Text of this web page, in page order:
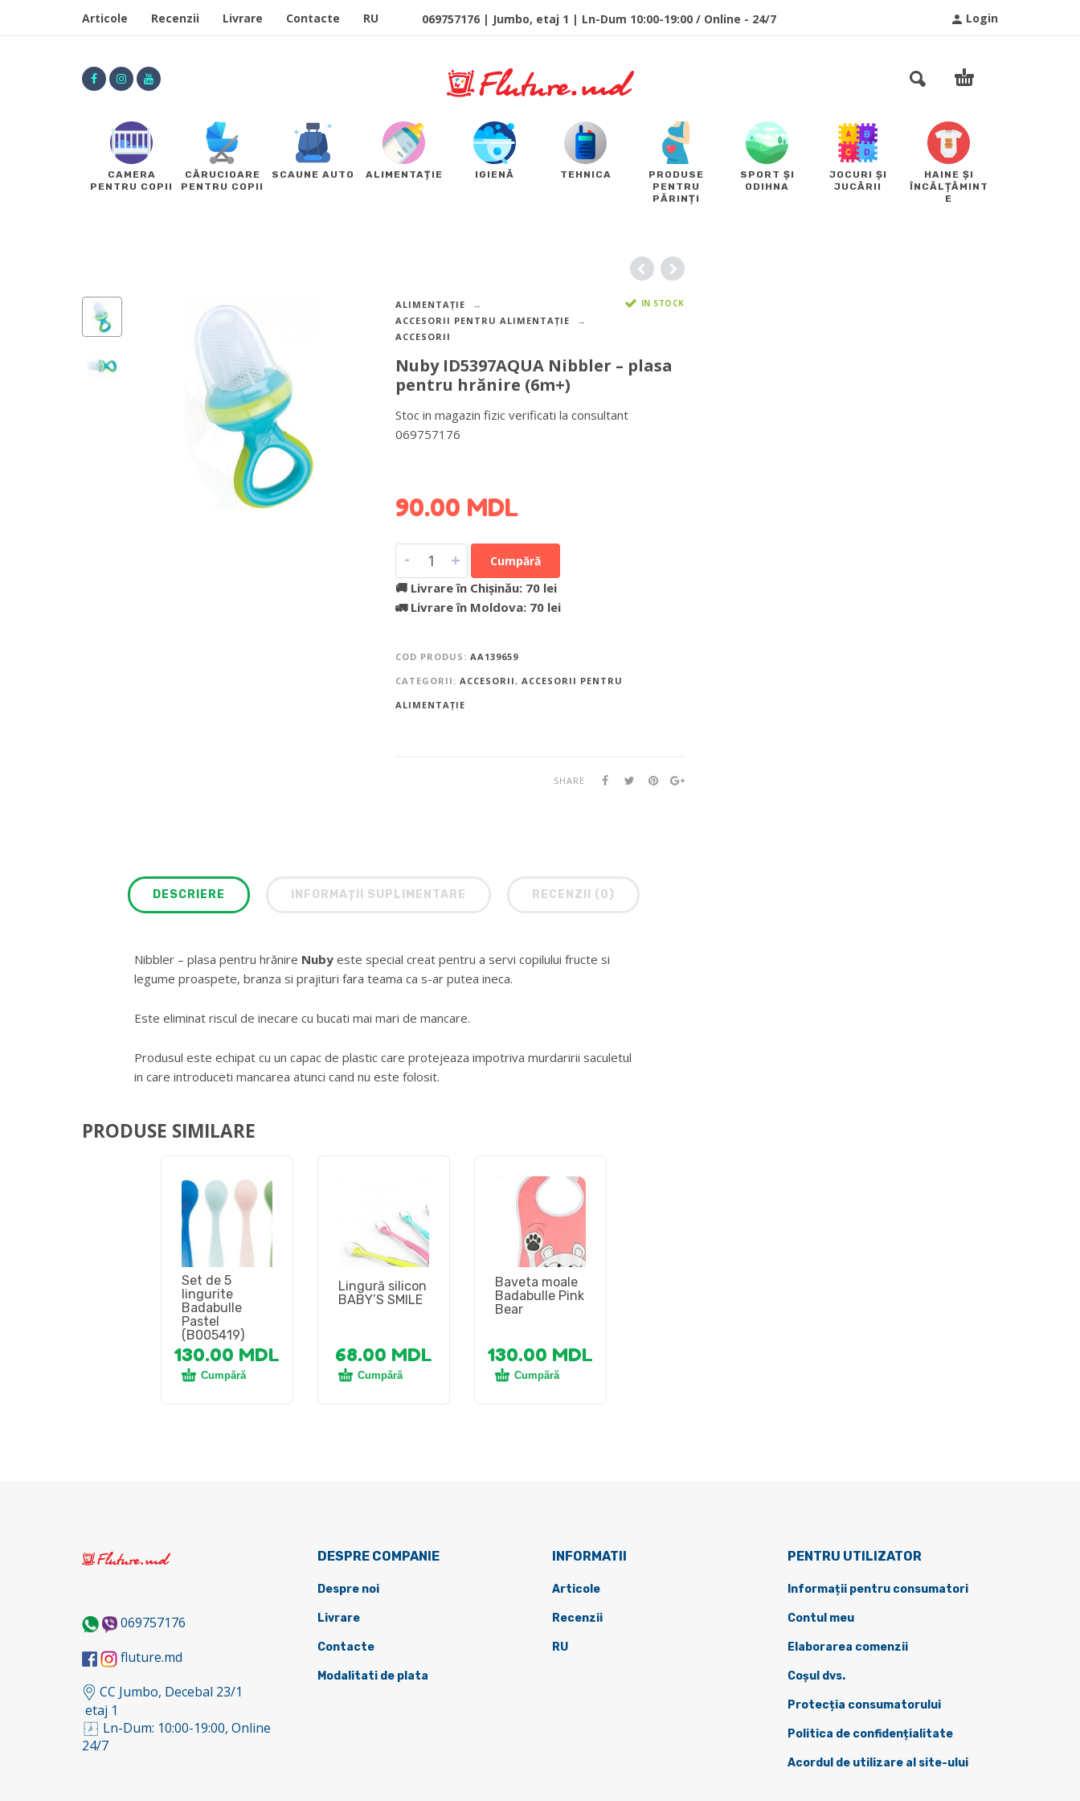
Login
Articole Recenzii Livrare Contacte RU 069757176 | Jumbo, etaj 1 | Ln-Dum 10:00-19:00 / Online - 24/7
CAMERA
PENTRU COPII
CĂRUCIOARE
PENTRU COPII
SCAUNE AUTO ALIMENTAȚIE IGIENĂ TEHNICA
PRODUSE
PENTRU
PĂRINȚI
SPORT ȘI
ODIHNA
JOCURI ȘI
JUCĂRII
HAINE ȘI
ÎNCĂLȚĂMINT
E
ALIMENTAȚIE
ACCESORII PENTRU ALIMENTAȚIE
ACCESORII
IN STOCK
Nuby ID5397AQUA Nibbler – plasa
pentru hrănire (6m+)
Stoc in magazin fizic verificati la consultant
069757176
90.00 MDL
- + Cumpără
🚚 Livrare în Chișinău: 70 lei
🚛 Livrare în Moldova: 70 lei
COD PRODUS: AA139659
CATEGORII: ACCESORII , ACCESORII PENTRU
ALIMENTAȚIE
SHARE
DESCRIERE INFORMAȚII SUPLIMENTARE RECENZII (0)
Nibbler – plasa pentru hrănire Nubyeste special creat pentru a servi copilului fructe si
legume proaspete, branza si prajituri fara teama ca s-ar putea ineca.
Este eliminat riscul de inecare cu bucati mai mari de mancare.
Produsul este echipat cu un capac de plastic care protejeaza impotriva murdaririi saculetul
in care introduceti mancarea atunci cand nu este folosit.
PRODUSE SIMILARE
Set de 5
lingurite
Badabulle
Pastel
(B005419)
130.00 MDL
Cumpără
Lingură silicon
BABY’S SMILE
68.00 MDL
Cumpără
Baveta moale
Badabulle Pink
Bear
130.00 MDL
Cumpără
069757176
fluture.md
CC Jumbo, Decebal 23/1
etaj 1
Ln-Dum: 10:00-19:00, Online
24/7
DESPRE COMPANIE
Despre noi
Livrare
Contacte
Modalitati de plata
INFORMATII
Articole
Recenzii
RU
PENTRU UTILIZATOR
Informații pentru consumatori
Contul meu
Elaborarea comenzii
Coșul dvs.
Protecția consumatorului
Politica de confidențialitate
Acordul de utilizare al site-ului